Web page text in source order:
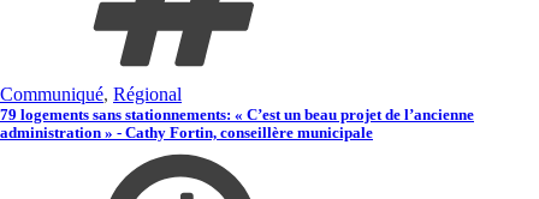
Communiqué, Régional
79 logements sans stationnements: « C’est un beau projet de l’ancienne
administration » - Cathy Fortin, conseillère municipale